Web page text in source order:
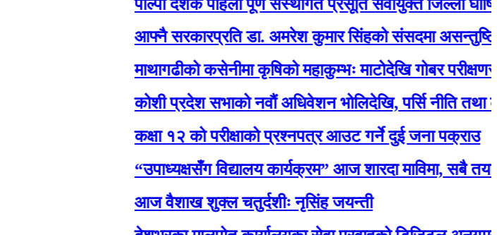
पाल्पा देशकै पहिलो पूर्ण संस्थागत प्रसूति सेवायुक्त जिल्ला घोषित
आफ्नै सरकारप्रति डा. अमरेश कुमार सिंहको संसदमा असन्तुष्टि
माथागढीको कसेनीमा कृषिको महाकुम्भः माटोदेखि गोबर परीक्षणसम्म
कोशी प्रदेश सभाको नवौं अधिवेशन भोलिदेखि, पर्सि नीति तथा
कक्षा १२ को परीक्षाको प्रश्नपत्र आउट गर्ने दुई जना पक्राउ
“उपाध्यक्षसँग विद्यालय कार्यक्रम” आज शारदा माविमा, सबै तयारी
आज वैशाख शुक्ल चतुर्दशीः नृसिंह जयन्ती